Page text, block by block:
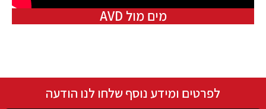
מים מול AVD
לפרטים ומידע נוסף שלחו לנו הודעה